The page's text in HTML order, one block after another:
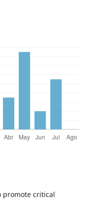
promote critical